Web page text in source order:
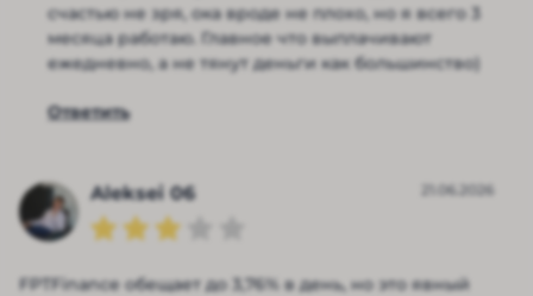
счастью не зря, ока вроде не плохо, но я всего 3
месяца работаю. Главное что выплачивают
ежедневно, а не тянут деньги как большинство)
Ответить
Aleksei 06 21.06.2026
FPTFinance обещает до 3,76% в день, но это явный